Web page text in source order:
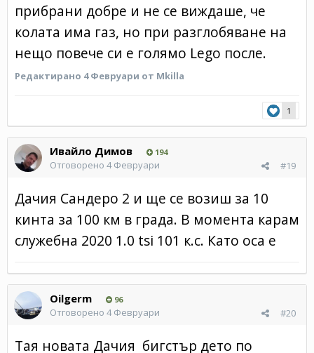
прибрани добре и не се виждаше, че
колата има газ, но при разглобяване на
нещо повече си е голямо Lego после.
Редактирано 4 Февруари от Mkilla
1
Ивайло Димов 194
#19
Отговорено 4 Февруари
Дачия Сандеро 2 и ще се возиш за 10
кинта за 100 км в града. В момента карам
служебна 2020 1.0 tsi 101 к.с. Като оса е
Oilgerm 96
#20
Отговорено 4 Февруари
Тая новата Дачия бигстър дето по